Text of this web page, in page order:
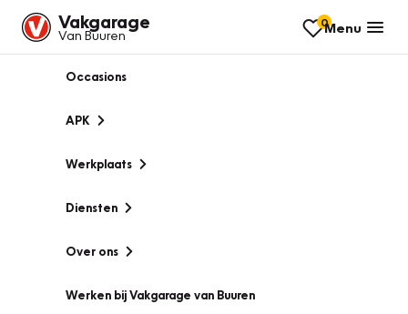
Vakgarage
Van Buuren
0Menu
Occasions
APK
Werkplaats
Diensten
Over ons
Werken bij Vakgarage van Buuren